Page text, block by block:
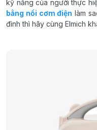
kỹ năng của người thực
bằng nồi cơm điện làm
đình thì hãy cùng Elmich